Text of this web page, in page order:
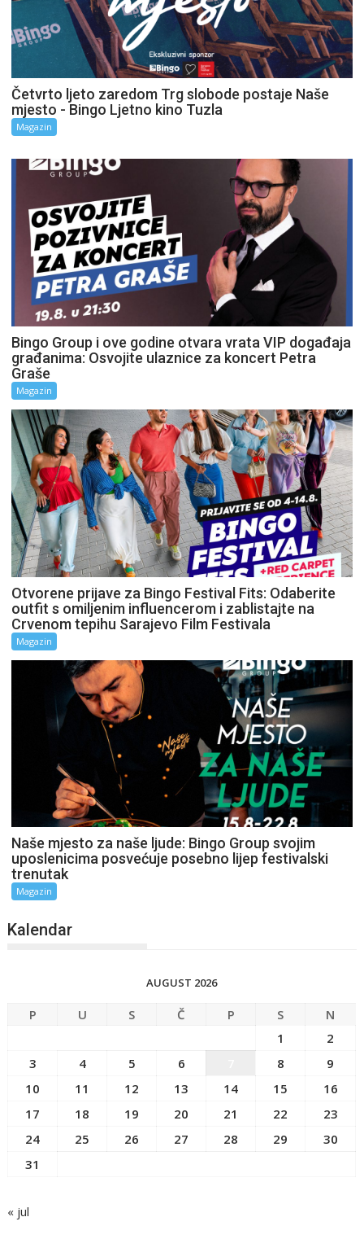
Četvrto ljeto zaredom Trg slobode postaje Naše
mjesto - Bingo Ljetno kino Tuzla
Magazin
Bingo Group i ove godine otvara vrata VIP događaja
građanima: Osvojite ulaznice za koncert Petra
Graše
Magazin
Otvorene prijave za Bingo Festival Fits: Odaberite
outfit s omiljenim influencerom i zablistajte na
Crvenom tepihu Sarajevo Film Festivala
Magazin
Naše mjesto za naše ljude: Bingo Group svojim
uposlenicima posvećuje posebno lijep festivalski
trenutak
Magazin
Kalendar
AUGUST 2026
P U S Č P S
N
1
2
3
4 5 6 8
9
10
11 12 13 14 15
16
17
18 19 20 21 22
23
24
25 26 27 28 29
30
31
« jul